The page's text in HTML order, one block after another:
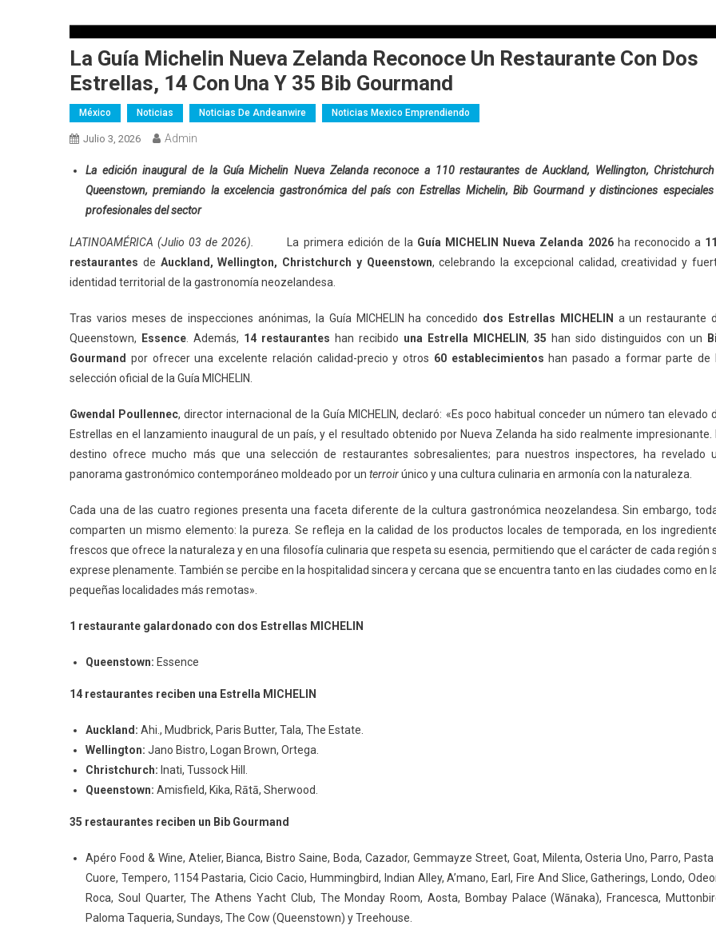
La Guía Michelin Nueva Zelanda Reconoce Un Restaurante Con Dos
Estrellas, 14 Con Una Y 35 Bib Gourmand
México Noticias Noticias De Andeanwire Noticias Mexico Emprendiendo
Julio 3, 2026 Admin
La edición inaugural de la Guía Michelin Nueva Zelanda reconoce a 110 restaurantes de Auckland, Wellington,
Queenstown, premiando la excelencia gastronómica del país con Estrellas Michelin, Bib Gourmand y distinciones
profesionales del sector
LATINOAMÉRICA (Julio 03 de 2026). La primera edición de la Guía MICHELIN Nueva Zelanda 2026ha reconocido a
restaurantes de Auckland, Wellington, Christchurch y Queenstown, celebrando la excepcional calidad, creatividad y
identidad territorial de la gastronomía neozelandesa.
Tras varios meses de inspecciones anónimas, la Guía MICHELIN ha concedido dos Estrellas MICHELIN a un restaurante
Queenstown,
Essence . Además, 14 restaurantes han recibido una Estrella MICHELIN, 35 han sido distinguidos con un
Gourmand por ofrecer una excelente relación calidad-precio y otros 60 establecimientos han pasado a formar parte de
selección oficial de la Guía MICHELIN.
Gwendal Poullennec, director internacional de la Guía MICHELIN, declaró: «Es poco habitual conceder un número tan elevado
Estrellas en el lanzamiento inaugural de un país, y el resultado obtenido por Nueva Zelanda ha sido realmente impresionante.
destino ofrece mucho más que una selección de restaurantes sobresalientes; para nuestros inspectores, ha revelado
panorama gastronómico contemporáneo moldeado por un terroirúnico y una cultura culinaria en armonía con la naturaleza.
Cada una de las cuatro regiones presenta una faceta diferente de la cultura gastronómica neozelandesa. Sin embargo,
comparten un mismo elemento: la pureza. Se refleja en la calidad de los productos locales de temporada, en los
frescos que ofrece la naturaleza y en una filosofía culinaria que respeta su esencia, permitiendo que el carácter de cada región
exprese plenamente. También se percibe en la hospitalidad sincera y cercana que se encuentra tanto en las ciudades como en
pequeñas localidades más remotas».
1 restaurante galardonado con dos Estrellas MICHELIN
Queenstown: Essence
14 restaurantes reciben una Estrella MICHELIN
Auckland: Ahi., Mudbrick, Paris Butter, Tala, The Estate.
Wellington: Jano Bistro, Logan Brown, Ortega.
Christchurch: Inati, Tussock Hill.
Queenstown: Amisfield, Kika, Rātā, Sherwood.
35 restaurantes reciben un Bib Gourmand
Apéro Food & Wine, Atelier, Bianca, Bistro Saine, Boda, Cazador, Gemmayze Street, Goat, Milenta, Osteria Uno, Parro, Pasta
Cuore, Tempero, 1154 Pastaria, Cicio Cacio, Hummingbird, Indian Alley, A’mano, Earl, Fire And Slice, Gatherings, Londo,
Roca, Soul Quarter, The Athens Yacht Club, The Monday Room, Aosta, Bombay Palace (Wānaka), Francesca,
Paloma Taqueria, Sundays, The Cow (Queenstown) y Treehouse.